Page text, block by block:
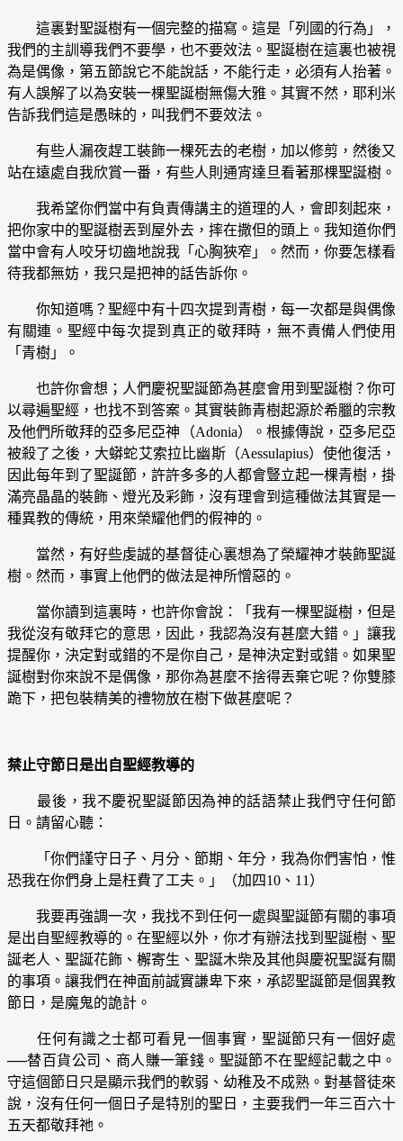
這裏對聖誕樹有一個完整的描寫。這是「列國的行為」，
我們的主訓導我們不要學，也不要效法。聖誕樹在這裏也被視
為是偶像，第五節說它不能說話，不能行走，必須有人抬著。
有人誤解了以為安裝一棵聖誕樹無傷大雅。其實不然，耶利米
告訴我們這是愚昧的，叫我們不要效法。
有些人漏夜趕工裝飾一棵死去的老樹，加以修剪，然後又
站在遠處自我欣賞一番，有些人則通宵達旦看著那棵聖誕樹。
我希望你們當中有負責傳講主的道理的人，會即刻起來，
把你家中的聖誕樹丟到屋外去，摔在撒但的頭上。我知道你們
當中會有人咬牙切齒地說我「心胸狹窄」。然而，你要怎樣看
待我都無妨，我只是把神的話告訴你。
你知道嗎？聖經中有十四次提到青樹，每一次都是與偶像
有關連。聖經中每次提到真正的敬拜時，無不責備人們使用
「青樹」。
也許你會想；人們慶祝聖誕節為甚麼會用到聖誕樹？你可
以尋遍聖經，也找不到答案。其實裝飾青樹起源於希臘的宗教
及他們所敬拜的亞多尼亞神（Adonia）。根據傳說，亞多尼亞
被殺了之後，大蟒蛇艾索拉比幽斯（Aessulapius）使他復活，
因此每年到了聖誕節，許許多多的人都會豎立起一棵青樹，掛
滿亮晶晶的裝飾、燈光及彩飾，沒有理會到這種做法其實是一
種異教的傳統，用來榮耀他們的假神的。
當然，有好些虔誠的基督徒心裏想為了榮耀神才裝飾聖誕
樹。然而，事實上他們的做法是神所憎惡的。
當你讀到這裏時，也許你會說：「我有一棵聖誕樹，但是
我從沒有敬拜它的意思，因此，我認為沒有甚麼大錯。」讓我
提醒你，決定對或錯的不是你自己，是神決定對或錯。如果聖
誕樹對你來說不是偶像，那你為甚麼不捨得丟棄它呢？你雙膝
跪下，把包裝精美的禮物放在樹下做甚麼呢？
禁止守節日是出自聖經教導的
最後，我不慶祝聖誕節因為神的話語禁止我們守任何節
日。請留心聽：
「你們謹守日子、月分、節期、年分，我為你們害怕，惟
恐我在你們身上是枉費了工夫。」（加四10、11）
我要再強調一次，我找不到任何一處與聖誕節有關的事項
是出自聖經教導的。在聖經以外，你才有辦法找到聖誕樹、聖
誕老人、聖誕花飾、檞寄生、聖誕木柴及其他與慶祝聖誕有關
的事項。讓我們在神面前誠實謙卑下來，承認聖誕節是個異教
節日，是魔鬼的詭計。
任何有識之士都可看見一個事實，聖誕節只有一個好處
──替百貨公司、商人賺一筆錢。聖誕節不在聖經記載之中。
守這個節日只是顯示我們的軟弱、幼稚及不成熟。對基督徒來
說，沒有任何一個日子是特別的聖日，主要我們一年三百六十
五天都敬拜祂。